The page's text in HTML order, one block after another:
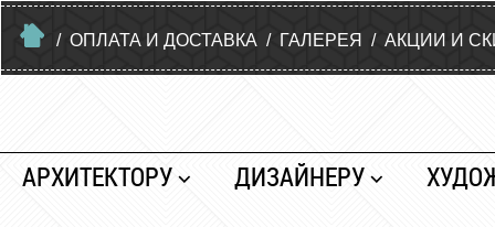
/ ОПЛАТА И ДОСТАВКА / ГАЛЕРЕЯ / АКЦИИ И
АРХИТЕКТОРУ ДИЗАЙНЕРУ